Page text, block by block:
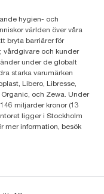
hygien- och
världen över våra
bryta barriärer för
vårdgivare och kunder
under de globalt
starka varumärken
Libero, Libresse,
och Zewa. Under
miljarder kronor (13
ligger i Stockholm
mer information, besök